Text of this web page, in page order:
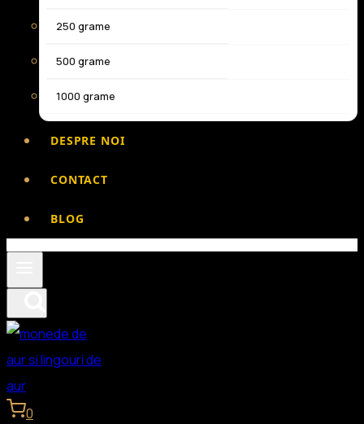
250 grame
500 grame
1000 grame
DESPRE NOI
CONTACT
BLOG
0